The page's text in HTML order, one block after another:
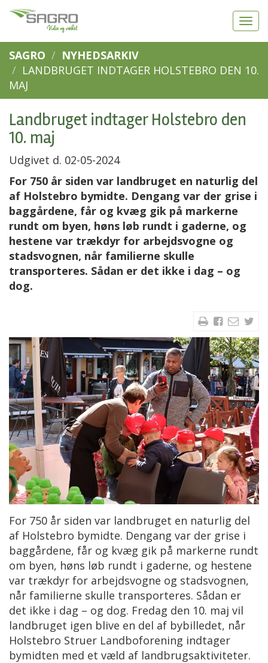
SAGRO
NYHEDSARKIV
LANDBRUGET INDTAGER HOLSTEBRO DEN 10.
MAJ
Landbruget indtager Holstebro den
10. maj
Udgivet d. 02-05-2024
For 750 år siden var landbruget en naturlig del
af Holstebro bymidte. Dengang var der grise i
baggårdene, får og kvæg gik på markerne
rundt om byen, høns løb rundt i gaderne, og
hestene var trækdyr for arbejdsvogne og
stadsvognen, når familierne skulle
transporteres. Sådan er det ikke i dag – og
dog.
For 750 år siden var landbruget en naturlig del
af Holstebro bymidte. Dengang var der grise i
baggårdene, får og kvæg gik på markerne rundt
om byen, høns løb rundt i gaderne, og hestene
var trækdyr for arbejdsvogne og stadsvognen,
når familierne skulle transporteres. Sådan er
det ikke i dag – og dog. Fredag den 10. maj vil
landbruget igen blive en del af bybilledet, når
Holstebro Struer Landboforening indtager
bymidten med et væld af landbrugsaktiviteter.